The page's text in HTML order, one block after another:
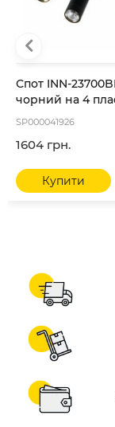
Спот INN-
чорний на 4
SP000041926
1604 грн.
Купити